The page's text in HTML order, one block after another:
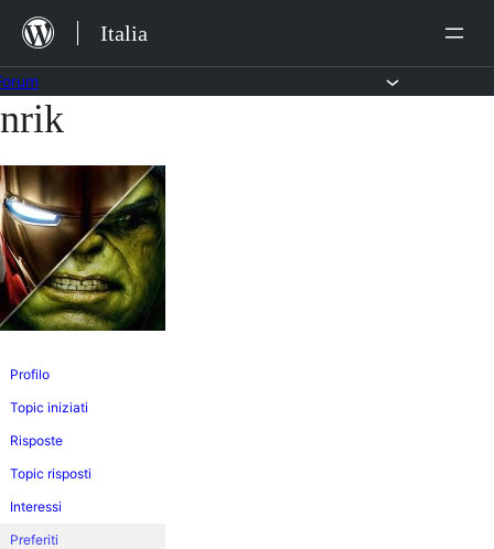
Salta
contenuto
Italia
Vai
contenuto
nrik
Profilo
Topic iniziati
Risposte
Topic risposti
Interessi
Preferiti